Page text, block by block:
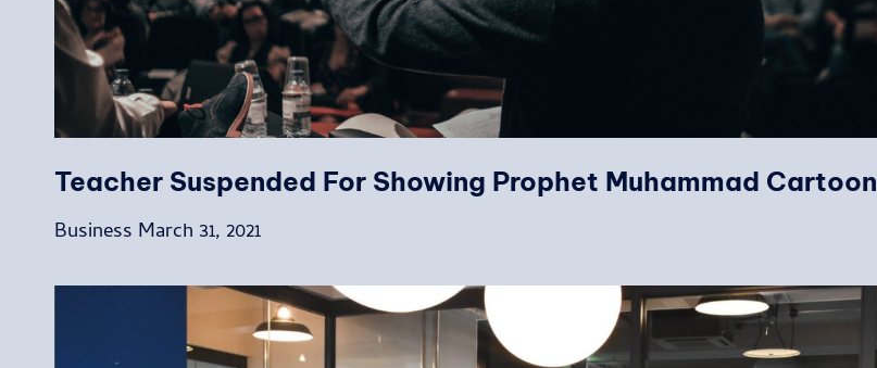
Teacher Suspended For Showing Prophet Muhammad Cartoon
Business March 31, 2021